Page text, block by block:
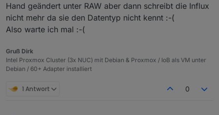
Hand geändert unter RAW aber dann schreibt die Influx
nicht mehr da sie den Datentyp nicht kennt :-(
Also warte ich mal :-(
Gruß Dirk
Intel Proxmox Cluster (3x NUC) mit Debian & Proxmox / IoB als VM unter
Debian / 60+ Adapter installiert
1 Antwort 0